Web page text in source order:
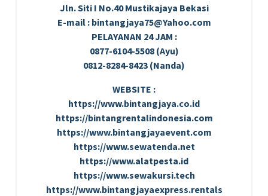
Jln. Siti I No.40 Mustikajaya Bekasi
E-mail : bintangjaya75@Yahoo.com
PELAYANAN 24 JAM :
0877-6104-5508 (Ayu)
0812-8284-8423 (Nanda)
WEBSITE :
https://www.bintangjaya.co.id
https://bintangrentalindonesia.com
https://www.bintangjayaevent.com
https://www.sewatenda.net
https://www.alatpesta.id
https://www.sewakursi.tech
https://www.bintangjayaexpress.rentals